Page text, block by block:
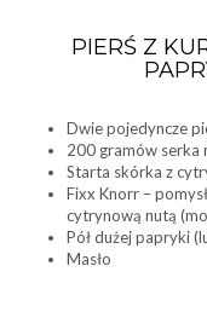
PIERŚ Z
Dwie pojedyncze
200 gramów serka
Starta skórka z
Fixx Knorr –
cytrynową nutą
Pół dużej papryki
Masło